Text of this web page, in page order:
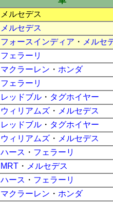
メルセデス
メルセデス
フォースインディア ・ メルセ
フェラーリ
マクラーレン ・ ホンダ
フェラーリ
レッドブル ・ タグホイヤー
ウィリアムズ ・ メルセデス
レッドブル ・ タグホイヤー
ウィリアムズ ・ メルセデス
ハース ・ フェラーリ
MRT ・ メルセデス
ハース ・ フェラーリ
マクラーレン ・ ホンダ